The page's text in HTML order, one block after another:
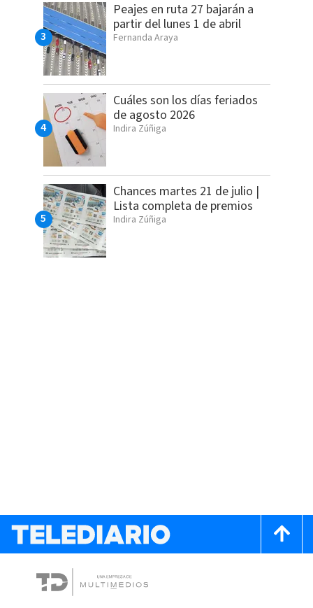
Peajes en ruta 27 bajarán a
partir del lunes 1 de abril
Fernanda Araya
Cuáles son los días feriados
de agosto 2026
Indira Zúñiga
Chances martes 21 de julio |
Lista completa de premios
Indira Zúñiga